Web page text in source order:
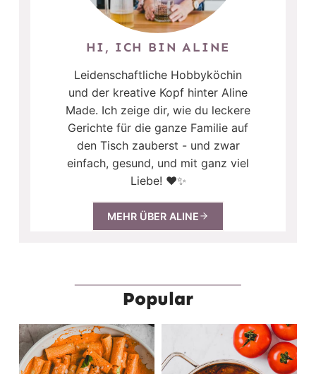
HI, ICH BIN ALINE
Leidenschaftliche Hobbyköchin
und der kreative Kopf hinter Aline
Made. Ich zeige dir, wie du leckere
Gerichte für die ganze Familie auf
den Tisch zauberst - und zwar
einfach, gesund, und mit ganz viel
Liebe! ❤️✨
MEHR ÜBER ALINE
Popular